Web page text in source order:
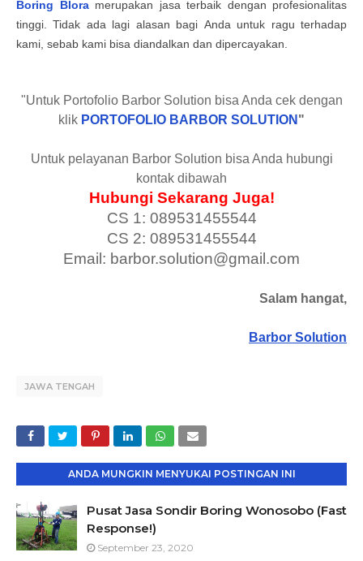
Boring Blora merupakan jasa terbaik dengan profesionalitas
tinggi. Tidak ada lagi alasan bagi Anda untuk ragu terhadap
kami, sebab kami bisa diandalkan dan dipercayakan.
"Untuk Portofolio Barbor Solution bisa Anda cek dengan
klik PORTOFOLIO BARBOR SOLUTION "
Untuk pelayanan Barbor Solution bisa Anda hubungi
kontak dibawah
Hubungi Sekarang Juga!
CS 1: 089531455544
CS 2: 089531455544
Email: barbor.solution@gmail.com
Salam hangat,
Barbor Solution
JAWA TENGAH
ANDA MUNGKIN MENYUKAI POSTINGAN INI
Pusat Jasa Sondir Boring Wonosobo (Fast
Response!)
September 23, 2020